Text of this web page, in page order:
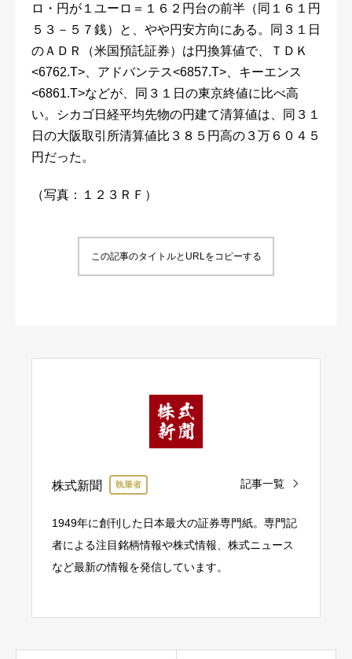
ロ・円が１ユーロ＝１６２円台の前半（同１６１円
５３－５７銭）と、やや円安方向にある。同３１日
のＡＤＲ（米国預託証券）は円換算値で、ＴＤＫ
<6762.T>、アドバンテス<6857.T>、キーエンス
<6861.T>などが、同３１日の東京終値に比べ高
い。シカゴ日経平均先物の円建て清算値は、同３１
日の大阪取引所清算値比３８５円高の３万６０４５
円だった。
（写真：１２３ＲＦ）
この記事のタイトルとURLをコピーする
株式新聞 執筆者 記事一覧
1949年に創刊した日本最大の証券専門紙。専門記
者による注目銘柄情報や株式情報、株式ニュース
など最新の情報を発信しています。